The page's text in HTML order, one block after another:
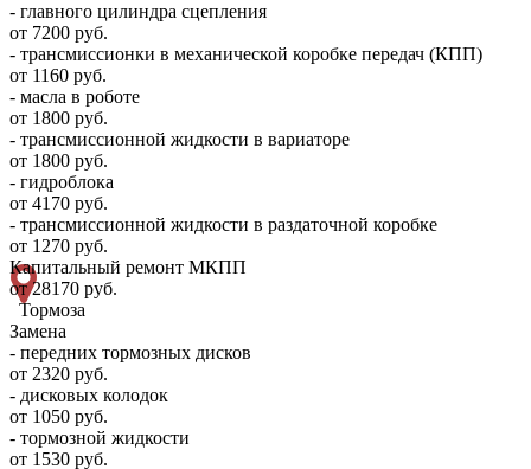
- главного цилиндра сцепления
от 7200 руб.
- трансмиссионки в механической коробке передач (КПП)
от 1160 руб.
- масла в роботе
от 1800 руб.
- трансмиссионной жидкости в вариаторе
от 1800 руб.
- гидроблока
от 4170 руб.
- трансмиссионной жидкости в раздаточной коробке
от 1270 руб.
Капитальный ремонт МКПП
от 28170 руб.
Тормоза
Замена
- передних тормозных дисков
от 2320 руб.
- дисковых колодок
от 1050 руб.
- тормозной жидкости
от 1530 руб.